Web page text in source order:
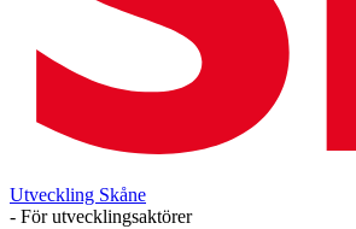
Utveckling Skåne
- För utvecklingsaktörer